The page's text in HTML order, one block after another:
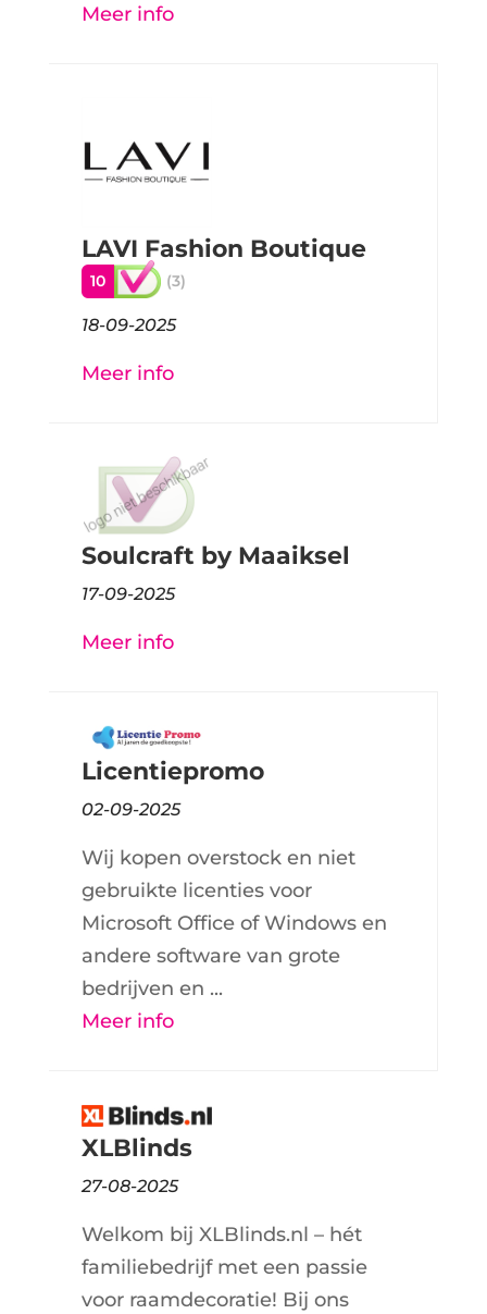
Meer info
LAVI Fashion Boutique
10 (3)
18-09-2025
Meer info
Soulcraft by Maaiksel
17-09-2025
Meer info
Licentiepromo
02-09-2025
Wij kopen overstock en niet
gebruikte licenties voor
Microsoft Office of Windows en
andere software van grote
bedrijven en ...
Meer info
XLBlinds
27-08-2025
Welkom bij XLBlinds.nl – hét
familiebedrijf met een passie
voor raamdecoratie! Bij ons